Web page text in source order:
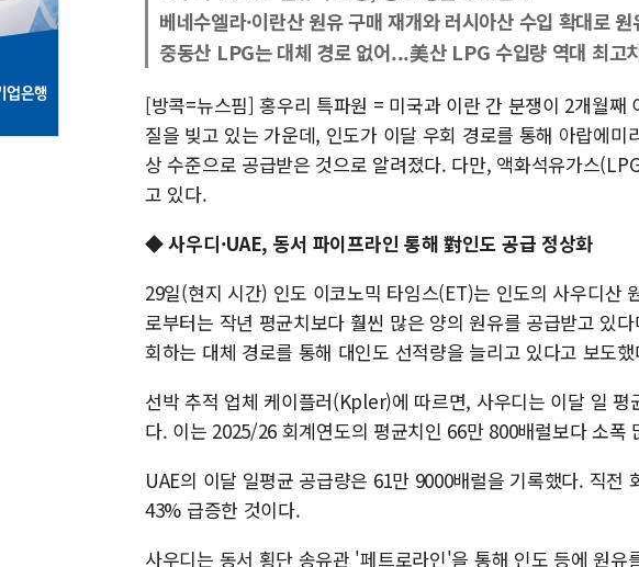
베네수엘라·이란산 원유 구매 재개와 러시아산 수입 확대로
중동산 LPG는 대체 경로 없어...美산 LPG 수입량 역대 최고
[방콕=뉴스핌] 홍우리 특파원 = 미국과 이란 간 분쟁이 2개월째
질을 빚고 있는 가운데, 인도가 이달 우회 경로를 통해 아랍에미
상 수준으로 공급받은 것으로 알려졌다. 다만, 액화석유가스
고 있다.
◆ 사우디·UAE, 동서 파이프라인 통해 對인도 공급 정상화
29일(현지 시간) 인도 이코노믹 타임스(ET)는 인도의 사우디산
로부터는 작년 평균치보다 훨씬 많은 양의 원유를 공급받고 있
회하는 대체 경로를 통해 대인도 선적량을 늘리고 있다고 보도
선박 추적 업체 케이플러(Kpler)에 따르면, 사우디는 이달 일
다. 이는 2025/26 회계연도의 평균치인 66만 800배럴보다 소폭
UAE의 이달 일평균 공급량은 61만 9000배럴을 기록했다. 직전
43% 급증한 것이다.
사우디는 동서 횡단 송유관 '페트로라인'을 통해 인도 등에 원유